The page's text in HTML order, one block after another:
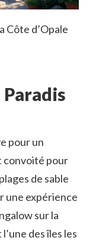
Côte d’Opale
pour un
convoité pour
de sable
une expérience
sur la
l’une des îles les